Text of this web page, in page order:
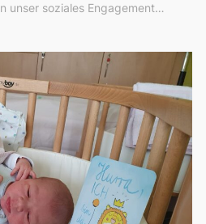
unser soziales Engagement…